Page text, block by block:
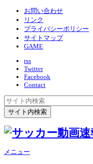
お問い合わせ
リンク
プライバシーポリシー
サイトマップ
GAME
rss
Twitter
Facebook
Contact
メニュー